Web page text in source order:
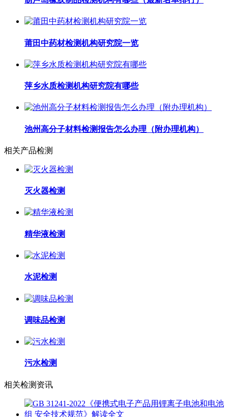
莆田中药材检测机构研究院一览
萍乡水质检测机构研究院有哪些
池州高分子材料检测报告怎么办理（附办理机构）
相关产品检测
灭火器检测
精华液检测
水泥检测
调味品检测
污水检测
相关检测资讯